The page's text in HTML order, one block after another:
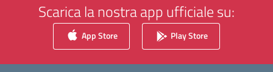
Scarica la nostra app ufficiale su:
App Store Play Store